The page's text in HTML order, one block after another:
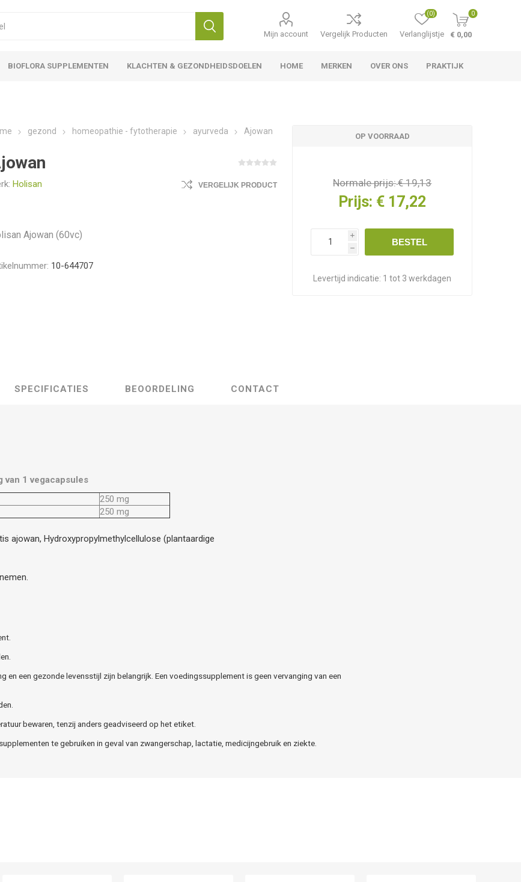
Mijn account Vergelijk Producten Verlanglijstje
(0) 0
€ 0,00
BIOFLORA SUPPLEMENTEN KLACHTEN & GEZONDHEIDSDOELEN HOME MERKEN OVER ONS PRAKTIJK
gezond homeopathie - fytotherapie ayurveda Ajowan
Holisan VERGELIJK PRODUCT
Ajowan (60vc)
10-644707
OP VOORRAAD
Normale prijs:€ 19,13
Prijs: € 17,22
i
h
BESTEL
Levertijd indicatie: 1 tot 3 werkdagen
SPECIFICATIES BEOORDELING CONTACT
van 1 vegacapsules
250 mg
250 mg
ajowan, Hydroxypropylmethylcellulose (plantaardige
en een gezonde levensstijl zijn belangrijk. Een voedingssupplement is geen vervanging van een
bewaren, tenzij anders geadviseerd op het etiket.
te gebruiken in geval van zwangerschap, lactatie, medicijngebruik en ziekte.